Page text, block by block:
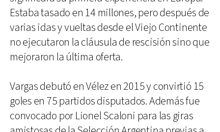
Estaba tasado en 14 millones, pero después de
varias idas y vueltas desde el Viejo Continente
no ejecutaron la cláusula de rescisión sino que
mejoraron la última oferta.
Vargas debutó en Vélez en 2015 y convirtió 15
goles en 75 partidos disputados. Además fue
convocado por Lionel Scaloni para las giras